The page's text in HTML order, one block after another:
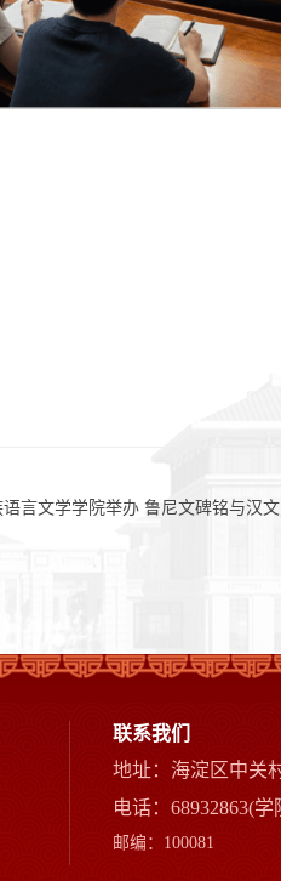
言文学学院举办 鲁尼文碑铭与汉
联系我们
地址：海淀区中关
电话：68932863(
邮编：100081